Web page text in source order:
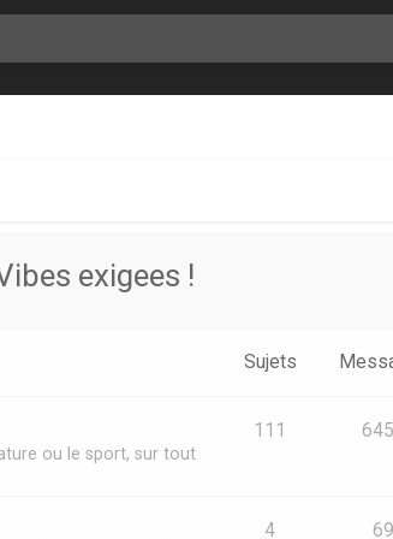
exigees !
Sujets
ou le sport, sur tout
111
4 69